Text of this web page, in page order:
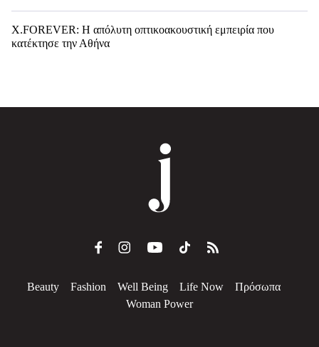
X.FOREVER: Η απόλυτη οπτικοακουστική εμπειρία που
κατέκτησε την Αθήνα
Beauty Fashion Well Being Life Now
Πρόσωπα
Woman Power